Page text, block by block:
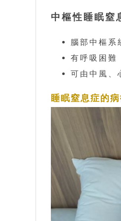
中樞性睡眠窒
腦部中樞系
有呼吸困難
可由中風、
睡眠窒息症的